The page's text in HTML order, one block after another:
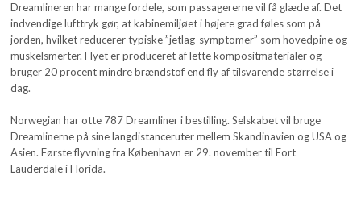
Dreamlineren har mange fordele, som passagererne vil få glæde af. Det
indvendige lufttryk gør, at kabinemiljøet i højere grad føles som på
jorden, hvilket reducerer typiske ”jetlag-symptomer” som hovedpine og
muskelsmerter. Flyet er produceret af lette kompositmaterialer og
bruger 20 procent mindre brændstof end fly af tilsvarende størrelse i
dag.
Norwegian har otte 787 Dreamliner i bestilling. Selskabet vil bruge
Dreamlinerne på sine langdistanceruter mellem Skandinavien og USA og
Asien. Første flyvning fra København er 29. november til Fort
Lauderdale i Florida.